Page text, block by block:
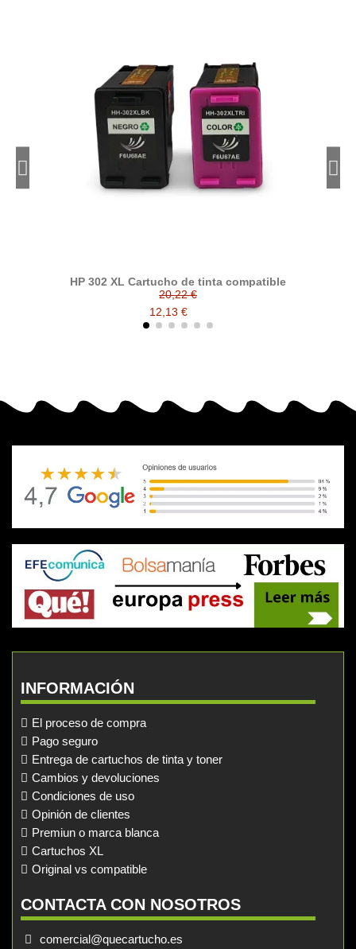
HP 302 XL Cartucho de tinta compatible
20,22 €
12,13 €
INFORMACIÓN
El proceso de compra
Pago seguro
Entrega de cartuchos de tinta y toner
Cambios y devoluciones
Condiciones de uso
Opinión de clientes
Premiun o marca blanca
Cartuchos XL
Original vs compatible
CONTACTA CON NOSOTROS
comercial@quecartucho.es